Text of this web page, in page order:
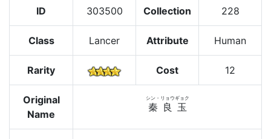
ID 303500 Collection 228
Class Lancer Attribute Human
Rarity Cost 12
Original
Name
秦良玉
シン・リョウギョク